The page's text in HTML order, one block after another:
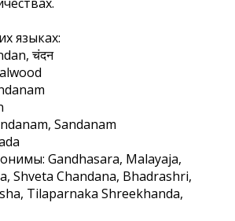
языках:
चंदन
Sandanam
Gandhasara, Malayaja,
Shveta Chandana, Bhadrashri,
Tilaparnaka Shreekhanda,